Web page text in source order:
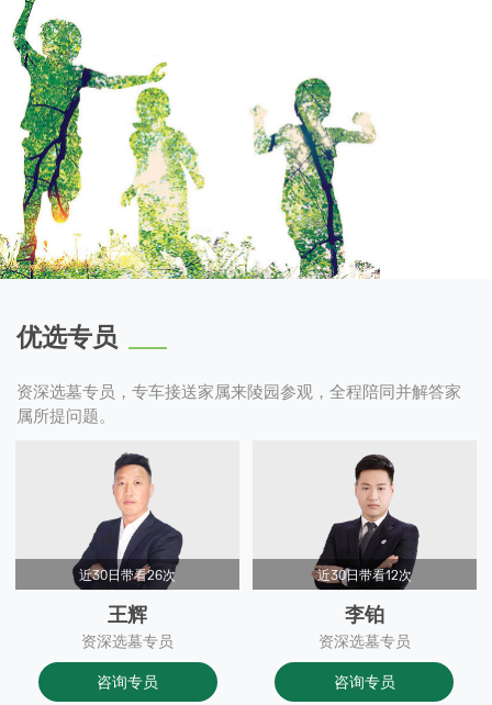
优选专员
资深选墓专员，专车接送家属来陵园参观，全程陪同并解答家
属所提问题。
近30日带看26次
王辉
资深选墓专员
咨询专员
近30日带看12次
李铂
资深选墓专员
咨询专员